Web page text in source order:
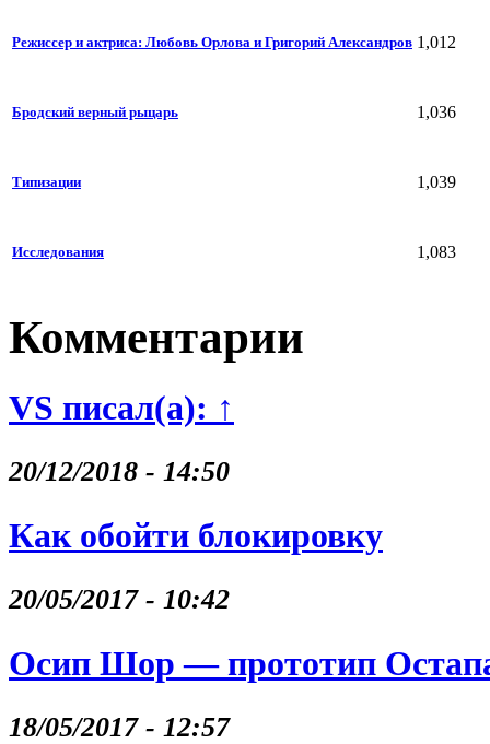
Режиссер и актриса: Любовь Орлова и Григорий Александров 1,012
Бродский верный рыцарь 1,036
Типизации 1,039
Исследования 1,083
Комментарии
VS писал(а): ↑
20/12/2018 - 14:50
Как обойти блокировку
20/05/2017 - 10:42
Осип Шор — прототип
18/05/2017 - 12:57